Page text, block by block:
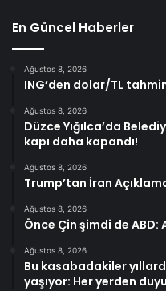
En Güncel Haberler
Ağustos 8, 2026
ING’den dolar/TL
Ağustos 8, 2026
Düzce Yığılca’da
kapı daha kapandı!
Ağustos 8, 2026
Trump’tan İran
Ağustos 8, 2026
Önce Çin şimdi de
Ağustos 8, 2026
Bu kasabadakiler
yaşıyor: Her yerden